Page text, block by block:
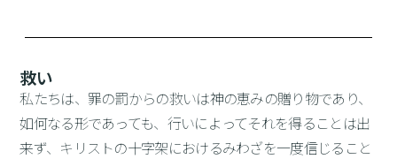
救い
私たちは、罪の罰からの救いは神の恵みの贈り物であり、
如何なる形であっても、行いによってそれを得ることは出
来ず、キリストの十字架におけるみわざを一度信じること